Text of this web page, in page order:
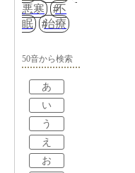
悪寒
不
眠
治療
50音から検索
あ
い
う
え
お